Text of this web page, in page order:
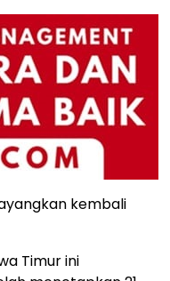
kembali
Timur ini